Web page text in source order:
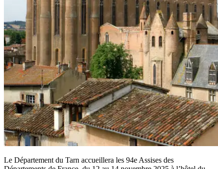
Le Département du Tarn accueillera les 94e Assises des